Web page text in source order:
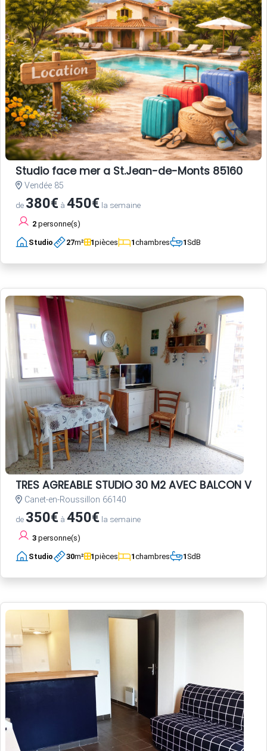
Studio face mer a St.Jean-de-Monts 85160
Vendée 85
de 380€ à 450€ la semaine
2 personne(s)
Studio 27m² 1pièces 1chambres 1SdB
TRES AGREABLE STUDIO 30 M2 AVEC BALCON VUE
Canet-en-Roussillon 66140
de 350€ à 450€ la semaine
3 personne(s)
Studio 30m² 1pièces 1chambres 1SdB